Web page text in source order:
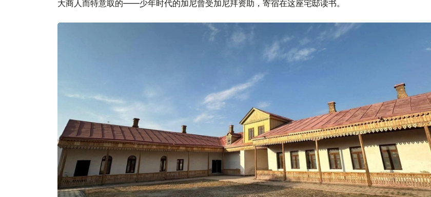
大商人而特意取的——少年时代的加尼曾受加尼拜资助，寄宿在这座宅邸读书。